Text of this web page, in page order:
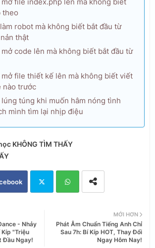
theo
robot mà không biết bắt đầu từ
thật
mở code lên mà không biết bắt đầu từ
mở file thiết kế lên mà không biết viết
nào trước
lúng túng khi muốn hâm nóng tình
mình tìm lại nhịp điệu
KHÔNG TÌM THẤY
tter ats
MỚI HƠN
Phát Âm Chuẩn Tiếng Anh Chỉ
Sau 7h: Bí Kíp HOT, Thay Đổi
Ngay Hôm Nay!
- Nhảy
Kíp "Triệu
Đầu Ngay!